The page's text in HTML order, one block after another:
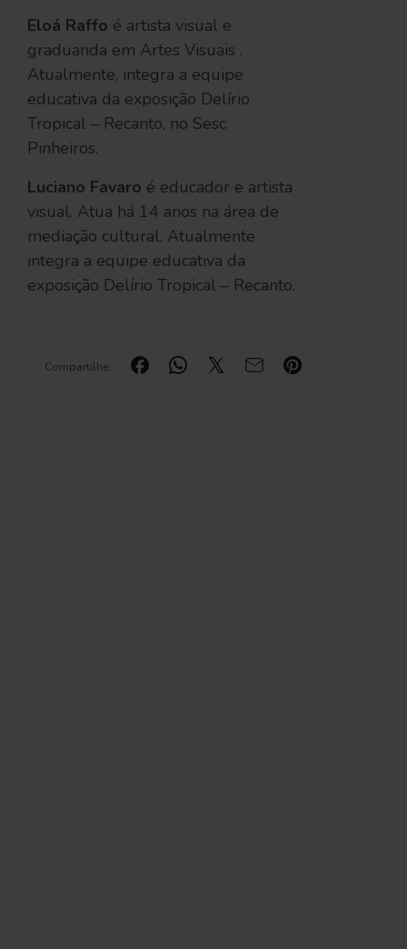
Compartilhe:
Eloá Raffo é artista visual e
graduanda em Artes Visuais .
Atualmente, integra a equipe
educativa da exposição Delírio
Tropical – Recanto, no Sesc
Pinheiros.
Luciano Favaro é educador e artista
visual. Atua há 14 anos na área de
mediação cultural. Atualmente
integra a equipe educativa da
exposição Delírio Tropical – Recanto.